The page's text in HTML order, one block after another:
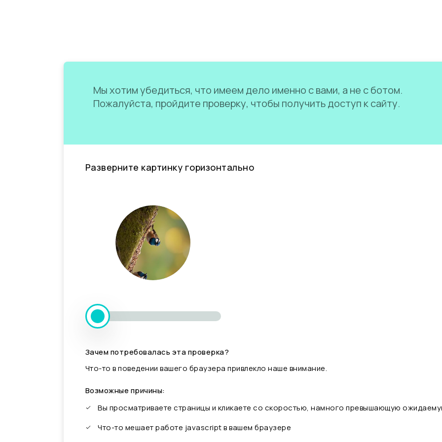
Мы хотим убедиться, что имеем дело именно с вами, а не с ботом.
Пожалуйста, пройдите проверку, чтобы получить доступ к сайту.
Разверните картинку горизонтально
Зачем потребовалась эта проверка?
Что-то в поведении вашего браузера привлекло наше внимание.
Возможные причины:
Вы просматриваете страницы и кликаете со скоростью, намного превышающую
Что-то мешает работе javascript в вашем браузере